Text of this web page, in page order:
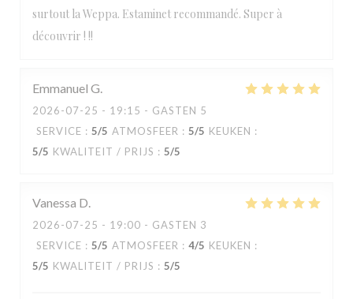
surtout la Weppa. Estaminet recommandé. Super à
découvrir ! !!
Emmanuel G
2026-07-25 - 19:15 - GASTEN 5
SERVICE : 5/5 ATMOSFEER : 5/5 KEUKEN :
5/5 KWALITEIT / PRIJS : 5/5
Vanessa D
2026-07-25 - 19:00 - GASTEN 3
SERVICE : 5/5 ATMOSFEER : 4/5 KEUKEN :
5/5 KWALITEIT / PRIJS : 5/5